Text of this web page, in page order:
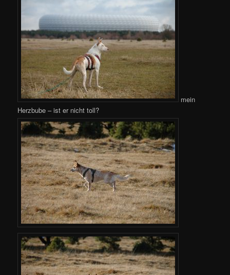
mein
Herzbube – ist er nicht toll?